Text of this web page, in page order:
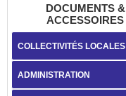
DOCUMENTS &
ACCESSOIRES
COLLECTIVITÉS LOCALES
ADMINISTRATION